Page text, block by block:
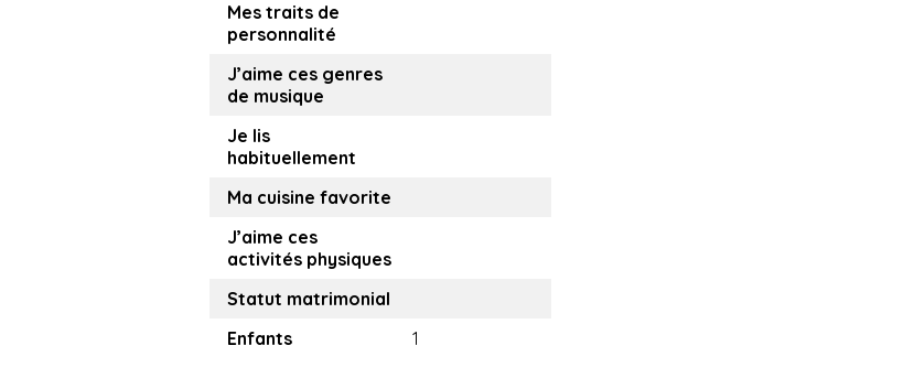
Mes traits de
personnalité
J’aime ces genres
de musique
Je lis
habituellement
Ma cuisine favorite
J’aime ces
activités physiques
Statut matrimonial
Enfants
1